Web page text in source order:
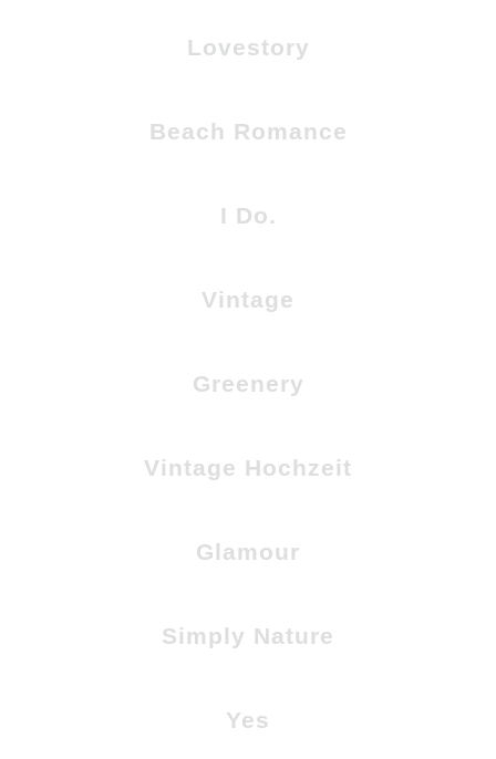
Lovestory
Beach Romance
I Do.
Vintage
Greenery
Vintage Hochzeit
Glamour
Simply Nature
Yes